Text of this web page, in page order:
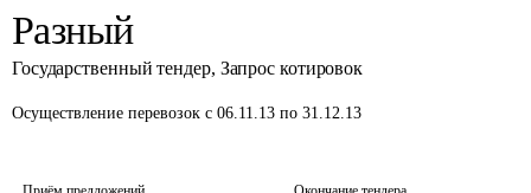
Разный
Государственный тендер, Запрос котировок
Осуществление перевозок с 06.11.13 по 31.12.13